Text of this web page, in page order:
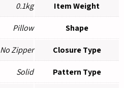
Item Weight
0.1kg
Shape
Pillow
Closure Type
No Zipper
Pattern Type
Solid